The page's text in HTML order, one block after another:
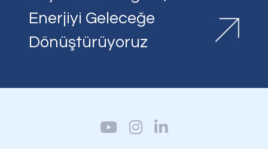
Enerjiyi Geleceğe
Dönüştürüyoruz